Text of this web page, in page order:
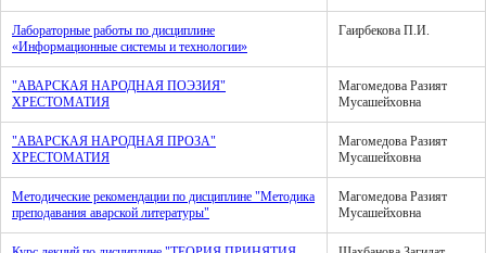
Лабораторные работы по дисциплине
«Информационные системы и технологии»
Гаирбекова П.И.
"АВАРСКАЯ НАРОДНАЯ ПОЭЗИЯ"
ХРЕСТОМАТИЯ
Магомедова Разият
Мусашейховна
"АВАРСКАЯ НАРОДНАЯ ПРОЗА"
ХРЕСТОМАТИЯ
Магомедова Разият
Мусашейховна
Методические рекомендации по дисциплине "Методика
преподавания аварской литературы"
Магомедова Разият
Мусашейховна